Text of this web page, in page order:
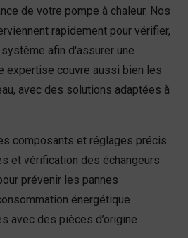
de votre pompe à chaleur. Nos
rapidement pour vérifier,
afin d'assurer une
expertise couvre aussi bien les
avec des solutions adaptées à
composants et réglages précis
et vérification des échangeurs
prévenir les pannes
énergétique
avec des pièces d’origine